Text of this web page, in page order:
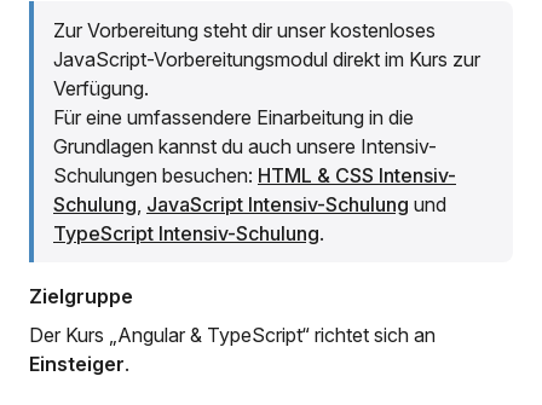
Zur Vorbereitung steht dir unser kostenloses
JavaScript-Vorbereitungsmodul direkt im Kurs zur
Verfügung.
Für eine umfassendere Einarbeitung in die
Grundlagen kannst du auch unsere Intensiv-
Schulungen besuchen: HTML & CSS Intensiv-
Schulung JavaScript Intensiv-Schulung und
TypeScript Intensiv-Schulung.
Zielgruppe
Der Kurs „Angular & TypeScript“ richtet sich an
Einsteiger.